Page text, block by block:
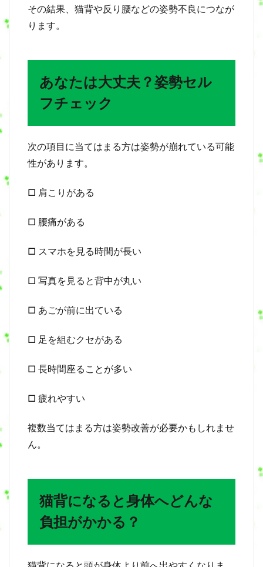
ク
3
な
る
と
身
ど
ん
な
担
が
か
姿
勢
崩
は
腰
に
係
る
の
れ
は
ぽ
こ
その結果、猫背や反り腰などの姿勢不良につなが
ります。
あなたは大丈夫？姿勢セル
フチェック
次の項目に当てはまる方は姿勢が崩れている可能
性があります。
□ 肩こりがある
□ 腰痛がある
□ スマホを見る時間が長い
□ 写真を見ると背中が丸い
□ あごが前に出ている
□ 足を組むクセがある
□ 長時間座ることが多い
□ 疲れやすい
複数当てはまる方は姿勢改善が必要かもしれませ
ん。
猫背になると身体へどんな
負担がかかる？